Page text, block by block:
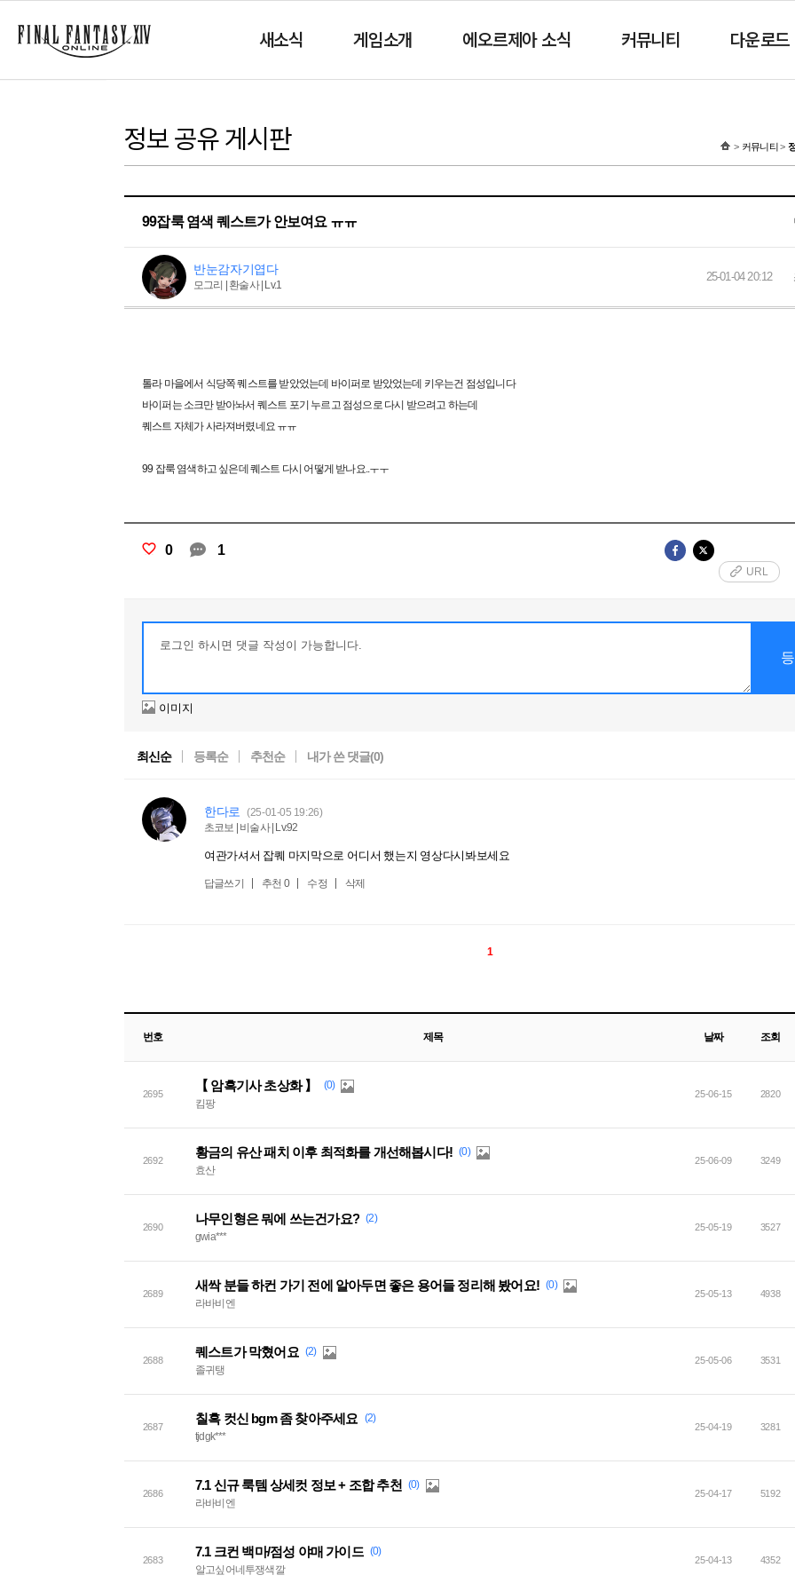
새소식 게임소개 에오르제아 소식 커뮤니티 다운로드
정보 공유 게시판 커뮤니티
99잡룩 염색 퀘스트가 안보여요 ㅠㅠ
반눈감자기엽다
모그리 | 환술사 | Lv.1
25-01-04 20:12
톨라 마을에서 식당쪽 퀘스트를 받았었는데 바이퍼로 받았었는데 키우는건 점성입니다
바이퍼는 소크만 받아놔서 퀘스트 포기 누르고 점성으로 다시 받으려고 하는데
퀘스트 자체가 사라져버렸네요 ㅠㅠ
99 잡룩 염색하고 싶은데 퀘스트 다시 어떻게 받나요..ㅜㅜ
0 1
URL
이미지
최신순 등록순 추천순 내가 쓴 댓글(0)
한다로
(25-01-05 19:26)
초코보 | 비술사 | Lv.92
여관가셔서 잡퀘 마지막으로 어디서 했는지 영상다시봐보세요
답글쓰기 추천 0 수정 삭제
1
번호 제목 날짜 조회
2695
【 암흑기사 초상화 】
(0)
킴팡
25-06-15 2820
2692
황금의 유산 패치 이후 최적화를 개선해봅시다! (0)
효산
25-06-09 3249
2690
나무인형은 뭐에 쓰는건가요? (2)
gwia***
25-05-19 3527
2689
새싹 분들 하컨 가기 전에 알아두면 좋은 용어들 정리해 봤어요! (0)
라바비엔
25-05-13 4938
2688
퀘스트가 막혔어요 (2)
졸귀탱
25-05-06 3531
2687
칠흑 컷신 bgm 좀 찾아주세요 (2)
tjdgk***
25-04-19 3281
2686
7.1 신규 룩템 상세컷 정보 + 조합 추천 (0)
라바비엔
25-04-17 5192
2683
7.1 크컨 백마/점성 야매 가이드 (0)
알고싶어네투쟁색깔
25-04-13 4352